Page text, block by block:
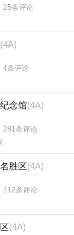
25条评论
(4A)
4条评论
念馆(4A)
281条评论
胜区(4A)
112条评论
(4A)